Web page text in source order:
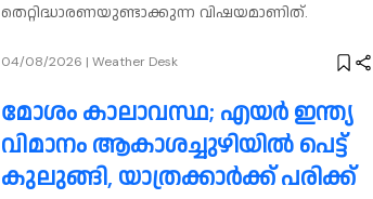
തെറ്റിദ്ധാരണയുണ്ടാക്കുന്ന വിഷയമാണിത്.
04/08/2026 | Weather Desk
മോശം കാലാവസ്ഥ; എയർ ഇന്ത്യ
വിമാനം ആകാശച്ചുഴിയിൽ പെട്ട്
കുലുങ്ങി, യാത്രക്കാർക്ക് പരിക്ക്